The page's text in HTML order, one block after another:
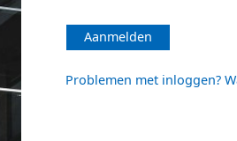
Aanmelden
Problemen met inloggen?